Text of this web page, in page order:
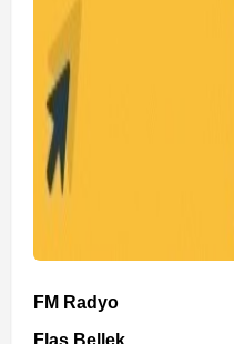
FM Radyo
Flaş Bellek